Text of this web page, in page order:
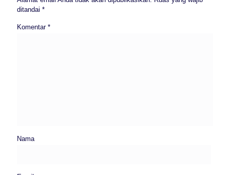
ditandai *
Komentar *
Nama